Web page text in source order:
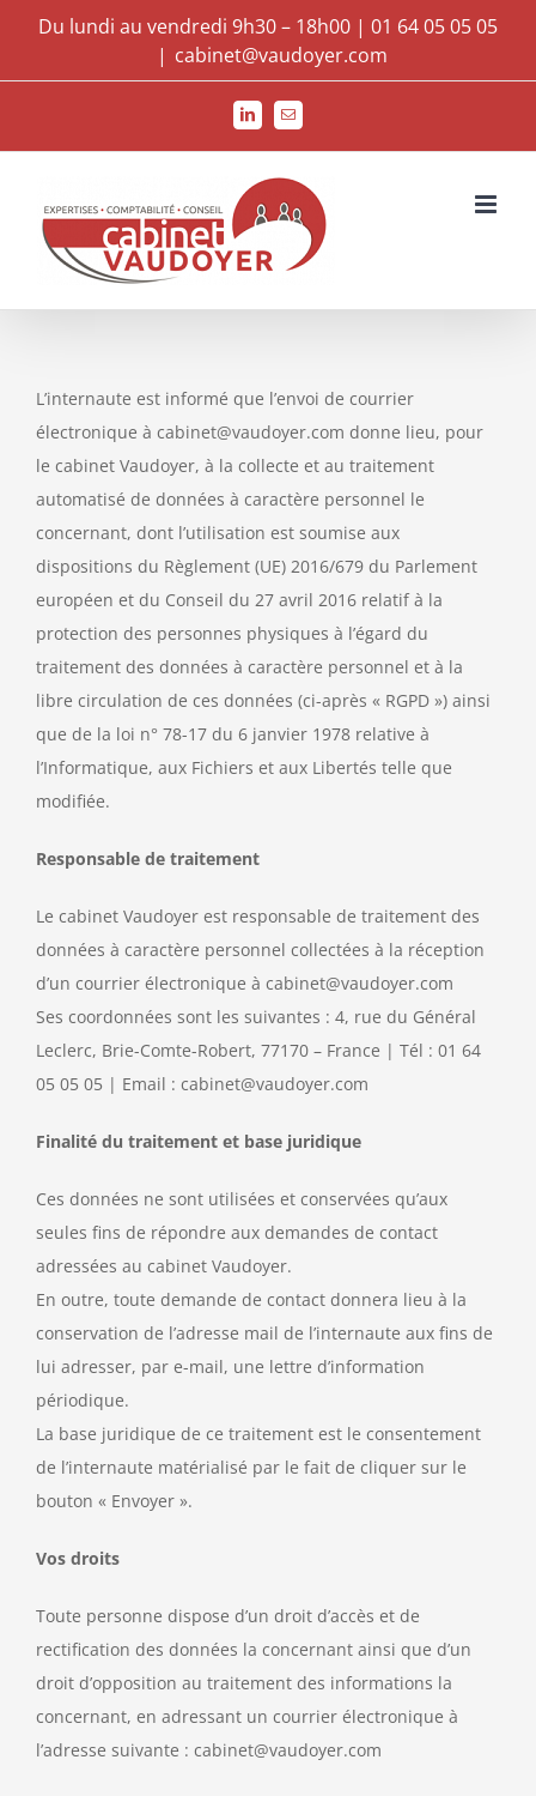
Passer
contenu
Du lundi au vendredi 9h30 – 18h00 | 01 64 05 05 05
| cabinet@vaudoyer.com
LinkedInEmail
L’internaute est informé que l’envoi de courrier
électronique à cabinet@vaudoyer.com donne lieu, pour
le cabinet Vaudoyer, à la collecte et au traitement
automatisé de données à caractère personnel le
concernant, dont l’utilisation est soumise aux
dispositions du Règlement (UE) 2016/679 du Parlement
européen et du Conseil du 27 avril 2016 relatif à la
protection des personnes physiques à l’égard du
traitement des données à caractère personnel et à la
libre circulation de ces données (ci-après « RGPD ») ainsi
que de la loi n° 78-17 du 6 janvier 1978 relative à
l’Informatique, aux Fichiers et aux Libertés telle que
modifiée.
Responsable de traitement
Le cabinet Vaudoyer est responsable de traitement des
données à caractère personnel collectées à la réception
d’un courrier électronique à cabinet@vaudoyer.com
Ses coordonnées sont les suivantes : 4, rue du Général
Leclerc, Brie-Comte-Robert, 77170 – France | Tél : 01 64
05 05 05 | Email : cabinet@vaudoyer.com
Finalité du traitement et base juridique
Ces données ne sont utilisées et conservées qu’aux
seules fins de répondre aux demandes de contact
adressées au cabinet Vaudoyer.
En outre, toute demande de contact donnera lieu à la
conservation de l’adresse mail de l’internaute aux fins de
lui adresser, par e-mail, une lettre d’information
périodique.
La base juridique de ce traitement est le consentement
de l’internaute matérialisé par le fait de cliquer sur le
bouton « Envoyer ».
Vos droits
Toute personne dispose d’un droit d’accès et de
rectification des données la concernant ainsi que d’un
droit d’opposition au traitement des informations la
concernant, en adressant un courrier électronique à
l’adresse suivante : cabinet@vaudoyer.com